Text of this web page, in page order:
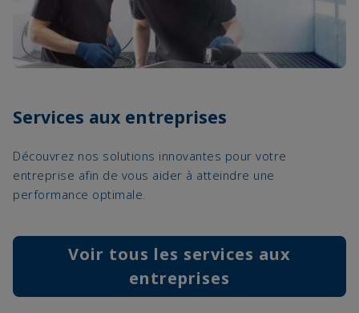
Services aux entreprises
Découvrez nos solutions innovantes pour votre
entreprise afin de vous aider à atteindre une
performance optimale.
Voir tous les services aux
entreprises